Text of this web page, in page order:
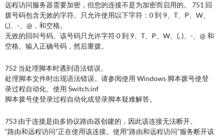
远程访问服务器需要加密，但您的连接不是为加密而启用的。 751 回
拨号码包含无效的字符。只允许使用以下字符：0 到 9、T、P、W、
(,)、-、@，和空格。
无效的回叫号码。该号码只允许字符 0 到 9、T、P、W、(, )、-、@ 和
空格。输入正确号码，然后重拨。
752 当处理脚本时遇到语法错误。
处理脚本文件时出现语法错误。请参阅使用 Windows 脚本拨号使登
录过程自动化、使用 Switch.inf
脚本拨号使登录过程自动化或登录脚本疑难解答。
753 由于连接是由多协议路由器创建的，因此该连接无法断开。
“路由和远程访问”正在使用该连接。使用“路由和远程访问”服务断开该